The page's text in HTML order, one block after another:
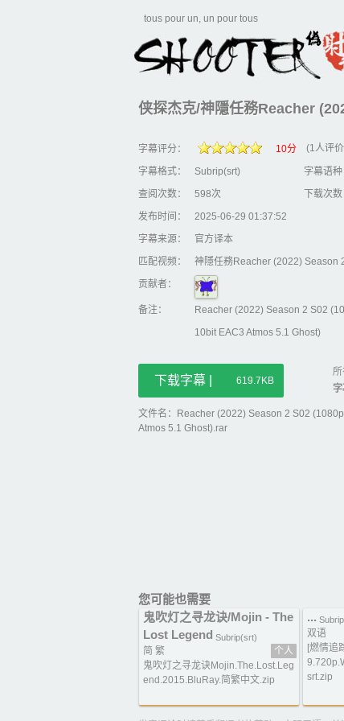
tous pour un, un pour tous
侠探杰克/神隱任務Reacher
字幕评分： 10分 (1人评
字幕格式：
Subrip(srt) 字幕语种
查阅次数：
598次 下载次数
发布时间：
2025-06-29 01:37:52
字幕来源：
官方译本
匹配视频：
神隱任務Reacher (2022) Season
贡献者：
备注：
Reacher (2022) Season 2 S02
10bit EAC3 Atmos 5.1 Ghost)
下载字幕 | 619.7KB
文件名：Reacher (2022) Season 2 S02
Atmos 5.1 Ghost).rar
您可能也需要
鬼吹灯之寻龙诀/Mojin - The
Lost Legend Subrip(srt)
简 繁
个人
鬼吹灯之寻龙诀Mojin.The.Lost.Leg
end.2015.BluRay.简繁中文.zip
...
双语
[燃情追
srt.zip